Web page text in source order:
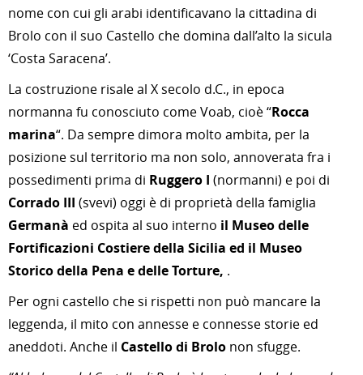
nome con cui gli arabi identificavano la cittadina di
Brolo con il suo Castello che domina dall’alto la sicula
‘Costa Saracena’.
La costruzione risale al X secolo d.C., in epoca
normanna fu conosciuto come Voab, cioè “Rocca
marina“. Da sempre dimora molto ambita, per la
posizione sul territorio ma non solo, annoverata fra i
possedimenti prima di Ruggero I (normanni) e poi di
Corrado III (svevi) oggi è di proprietà della famiglia
Germanà ed ospita al suo interno il Museo delle
Fortificazioni Costiere della Sicilia ed il Museo
Storico della Pena e delle Torture, .
Per ogni castello che si rispetti non può mancare la
leggenda, il mito con annesse e connesse storie ed
aneddoti. Anche il Castello di Brolo non sfugge.